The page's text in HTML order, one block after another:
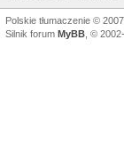
Polskie tłumaczenie ©
Silnik forum MyBB , ©